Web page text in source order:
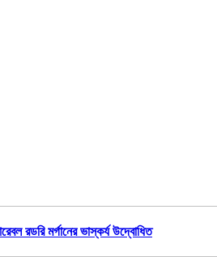
রডরি মর্গানের ভাস্কর্য উদ্বোধিত